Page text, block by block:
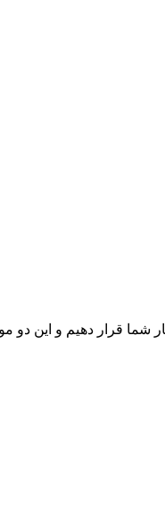
شما قرار دهیم و این